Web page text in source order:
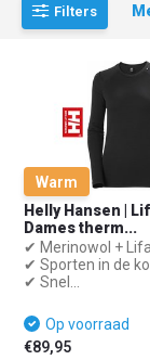
Filters
Warm
Helly Hansen |
Dames therm...
✔ Merinowol +
✔ Sporten in de
✔ Snel...
Op voorraad
€89,95